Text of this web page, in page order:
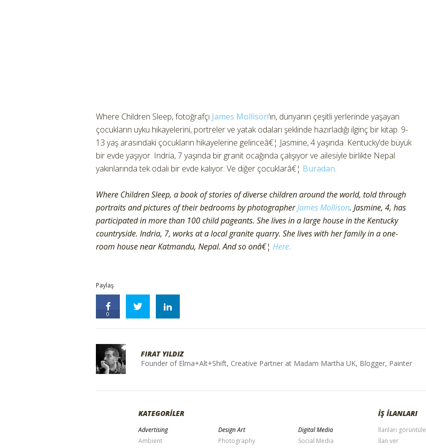
Where Children Sleep, fotoğrafçı James Mollison‘ın, dünyanın çeşitli yerlerinde yaşayan
çocukların uyku hikayelerini, portreler ve yatak odaları şeklinde hazırladığı ilginç bir kitap. 9-
13 yaş arasındaki çocukların hikayelerine gelinceâ€¦ Jasmine, 4 yaşında. Kentucky’de büyük
bir evde yaşıyor. Indria, 7 yaşında bir granit ocağında çalışıyor ve ailesiyle birlikte Nepal
yakınlarında tek odalı bir evde kalıyor. Ve diğer çocuklarâ€¦ Buradan.
Where Children Sleep, a book of stories of diverse children around the world, told through
portraits and pictures of their bedrooms by photographerJames Mollison. Jasmine, 4, has
participated in more than 100 child pageants. She lives in a large house in the Kentucky
countryside. Indria, 7, works at a local granite quarry. She lives with her family in a one-
room house near Katmandu, Nepal. And so onâ€¦ Here.
Paylaş
0
FIRAT YILDIZ
Founder of Elma+Alt+Shift, Creative Partner at Madam Martha UK, Blogger, Painter
KATEGORİLER
Advertising
Ambient
Design Art
Photography
Digital Media
Social Media
İŞ İLANLARI
İlanları görüntüle
İlan ver